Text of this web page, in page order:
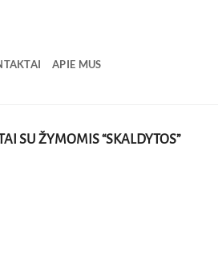
APIE MUS
SU ŽYMOMIS “SKALDYTOS”